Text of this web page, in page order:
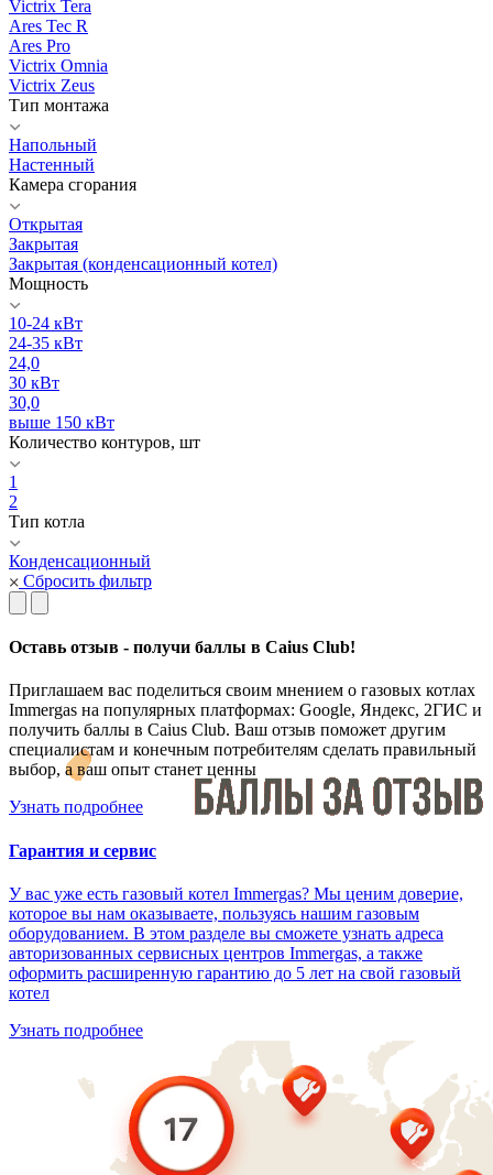
Victrix Tera
Ares Tec R
Ares Pro
Victrix Omnia
Victrix Zeus
Тип монтажа
Напольный
Настенный
Камера сгорания
Открытая
Закрытая
Закрытая (конденсационный котел)
Мощность
10-24 кВт
24-35 кВт
24,0
30 кВт
30,0
выше 150 кВт
Количество контуров, шт
1
2
Тип котла
Конденсационный
Сбросить фильтр
Оставь отзыв - получи баллы в Caius Club!
Приглашаем вас поделиться своим мнением о газовых котлах
Immergas на популярных платформах: Google, Яндекс, 2ГИС и
получить баллы в Caius Club. Ваш отзыв поможет другим
специалистам и конечным потребителям сделать правильный
выбор, а ваш опыт станет ценны
Узнать подробнее
Гарантия и сервис
У вас уже есть газовый котел Immergas? Мы ценим доверие,
которое вы нам оказываете, пользуясь нашим газовым
оборудованием. В этом разделе вы сможете узнать адреса
авторизованных сервисных центров Immergas, а также
оформить расширенную гарантию до 5 лет на свой газовый
котел
Узнать подробнее